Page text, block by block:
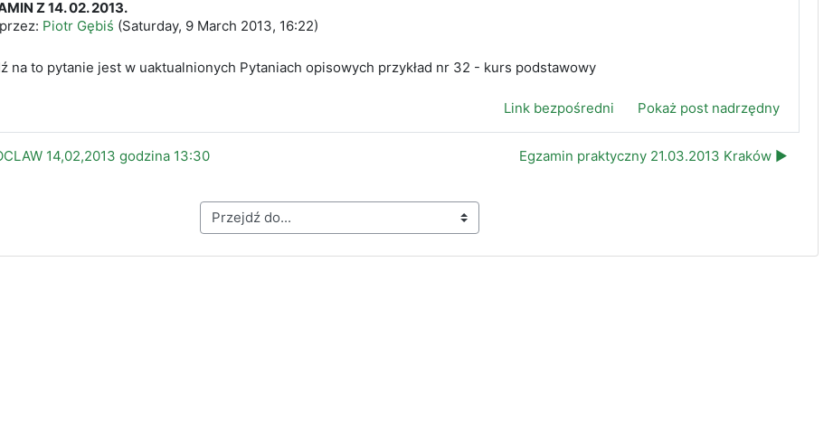
Z 14. 02. 2013.
Piotr Gębiś (Saturday, 9 March 2013, 16:22)
0
na to pytanie jest w uaktualnionych Pytaniach opisowych przykład nr 32 - kurs podstawowy
Link bezpośredni Pokaż post nadrzędny
14,02,2013 godzina 13:30 Egzamin praktyczny 21.03.2013 Kraków ▶︎
Przejdź do...